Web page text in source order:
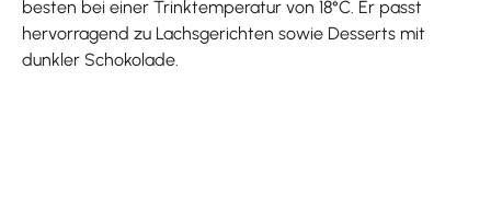
besten bei einer Trinktemperatur von 18°C. Er passt
hervorragend zu Lachsgerichten sowie Desserts mit
dunkler Schokolade.